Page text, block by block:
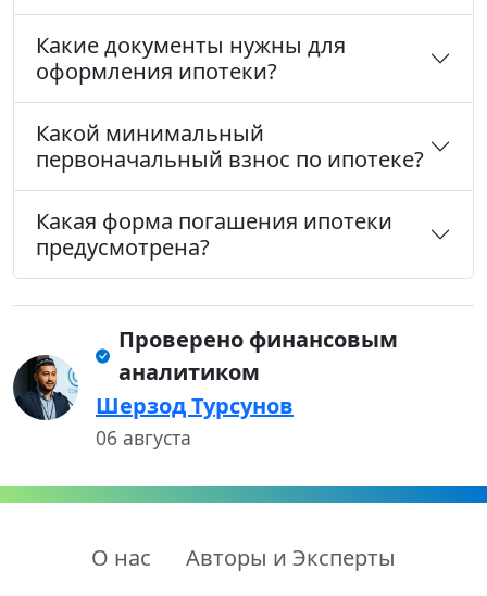
Какие документы нужны для
оформления ипотеки?
Какой минимальный
первоначальный взнос по ипотеке?
Какая форма погашения ипотеки
предусмотрена?
Проверено финансовым
аналитиком
Шерзод Турсунов
06 августа
О нас
Авторы и Эксперты